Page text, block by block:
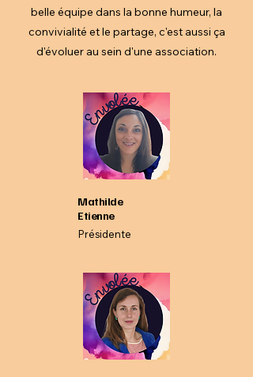
belle équipe dans la bonne humeur, la
convivialité et le partage, c'est aussi ça
d'évoluer au sein d'une association.
Mathilde
Etienne
Présidente